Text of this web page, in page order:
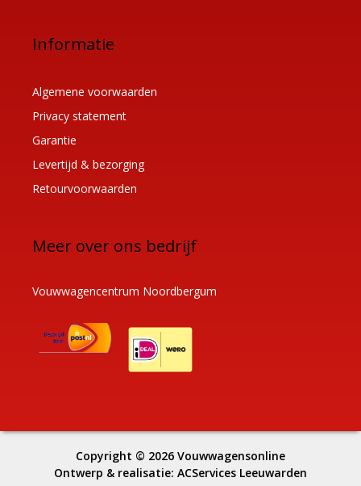
Informatie
Algemene voorwaarden
Privacy statement
Garantie
Levertijd & bezorging
Retourvoorwaarden
Meer over ons bedrijf
Vouwwagencentrum Noordbergum
Copyright © 2026 Vouwwagensonline
Ontwerp & realisatie: ACServices Leeuwarden